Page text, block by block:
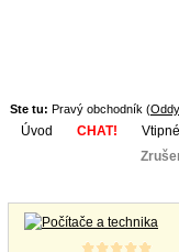
Ste tu: Pravý obchodník (
Úvod CHAT!